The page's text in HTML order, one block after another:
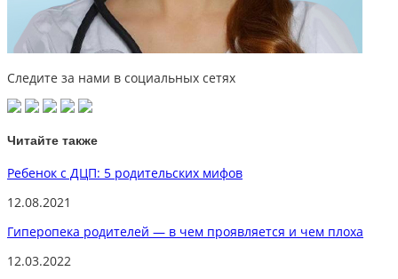
Следите за нами в социальных сетях
Читайте также
Ребенок с ДЦП: 5 родительских мифов
12.08.2021
Гиперопека родителей — в чем проявляется и чем плоха
12.03.2022